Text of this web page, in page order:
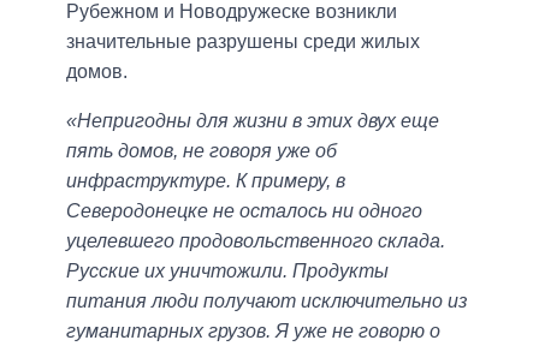
Рубежном и Новодружеске возникли
значительные разрушены среди жилых
домов.
«Непригодны для жизни в этих двух еще
пять домов, не говоря уже об
инфраструктуре. К примеру, в
Северодонецке не осталось ни одного
уцелевшего продовольственного склада.
Русские их уничтожили. Продукты
питания люди получают исключительно из
гуманитарных грузов. Я уже не говорю о